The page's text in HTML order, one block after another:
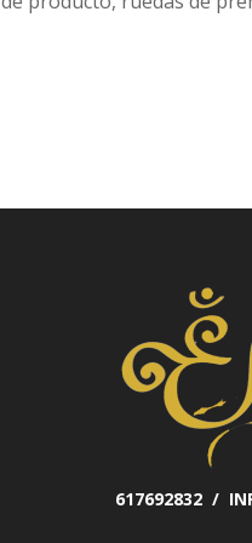
617692832 /